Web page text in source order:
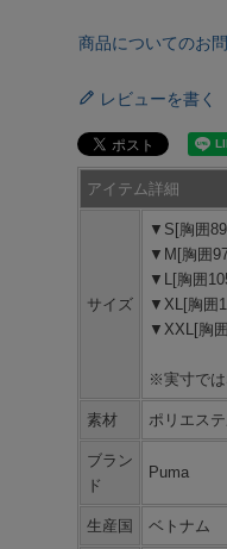
商品についてのお
レビューを書く
アイテム詳細
サイズ
▼S[胸囲
▼M[胸囲
▼L[胸囲
▼XL[胸囲
▼XXL[胸
※実寸では
素材 ポリエス
ブラン
ド
Puma
生産国 ベトナム